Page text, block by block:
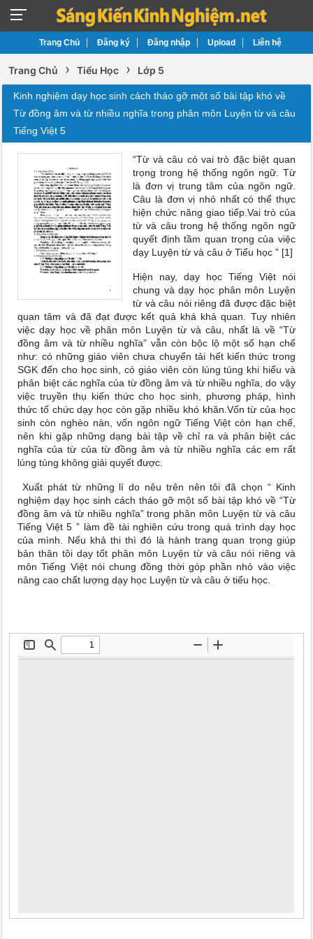
Trang Chủ Đăng ký Đăng nhập Upload Liên hệ
Trang Chủ › Tiểu Học › Lớp 5
Kinh nghiệm dạy học sinh cách tháo gỡ một số bài tập khó về
Từ đồng âm và từ nhiều nghĩa trong phân môn Luyện từ và câu
Tiếng Việt 5
“Từ và câu có vai trò đặc biệt quan
trọng trong hệ thống ngôn ngữ. Từ
là đơn vị trung tâm của ngôn ngữ.
Câu là đơn vị nhỏ nhất có thể thực
hiện chức năng giao tiếp.Vai trò của
từ và câu trong hệ thống ngôn ngữ
quyết định tầm quan trọng của việc
dạy Luyện từ và câu ở Tiểu học ” [1]
Hiện nay, dạy học Tiếng Việt nói
chung và dạy học phân môn Luyện
từ và câu nói riêng đã được đặc biệt
quan tâm và đã đạt được kết quả khá khả quan. Tuy nhiên
việc dạy học về phân môn Luyện từ và câu, nhất là về “Từ
đồng âm và từ nhiều nghĩa” vẫn còn bộc lộ một số hạn chế
như: có những giáo viên chưa chuyển tải hết kiến thức trong
SGK đến cho học sinh, có giáo viên còn lúng túng khi hiểu và
phân biệt các nghĩa của từ đồng âm và từ nhiều nghĩa, do vậy
việc truyền thụ kiến thức cho học sinh, phương pháp, hình
thức tổ chức dạy học còn gặp nhiều khó khăn.Vốn từ của học
sinh còn nghèo nàn, vốn ngôn ngữ Tiếng Việt còn hạn chế,
nên khi gặp những dạng bài tập về chỉ ra và phân biệt các
nghĩa của từ của từ đồng âm và từ nhiều nghĩa các em rất
lúng túng không giải quyết được.
Xuất phát từ những lí do nêu trên nên tôi đã chọn “ Kinh
nghiệm dạy học sinh cách tháo gỡ một số bài tập khó về “Từ
đồng âm và từ nhiều nghĩa” trong phân môn Luyện từ và câu
Tiếng Việt 5 ” làm đề tài nghiên cứu trong quá trình dạy học
của mình. Nếu khả thi thì đó là hành trang quan trọng giúp
bản thân tôi dạy tốt phân môn Luyện từ và câu nói riêng và
môn Tiếng Việt nói chung đồng thời góp phần nhỏ vào việc
nâng cao chất lượng dạy học Luyện từ và câu ở tiểu học.